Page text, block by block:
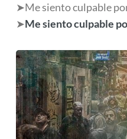
➤Me siento culpable
➤Me siento culpable